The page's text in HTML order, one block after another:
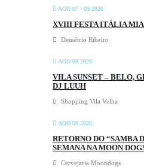
AGO 07 - 09 2026
XVIII FESTA ITÁLIA
Demétrio Ribeiro
AGO 08 2026
VILA SUNSET – BELO,
DJ LUUH
Shopping Vila Velha
AGO 08 2026
RETORNO DO “SAMBA
SEMANA NA MOON
Cervejaria Moondogs